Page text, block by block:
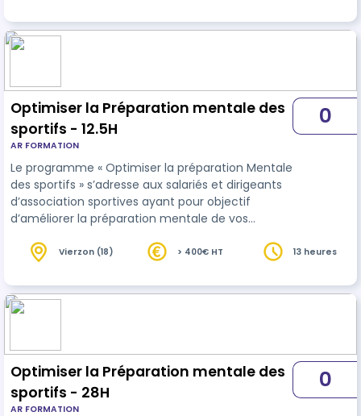
Optimiser la Préparation mentale des
sportifs - 12.5H
AR FORMATION
Le programme « Optimiser la préparation Mentale
des sportifs » s’adresse aux salariés et dirigeants
d’association sportives ayant pour objectif
d’améliorer la préparation mentale de vos
0
Vierzon (18) > 400€ HT 13 heures
Optimiser la Préparation mentale des
sportifs - 28H
AR FORMATION
0